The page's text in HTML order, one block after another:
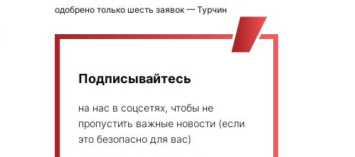
одобрено только шесть заявок — Турчин
Подписывайтесь
на нас в соцсетях, чтобы не
пропустить важные новости (если
это безопасно для вас)